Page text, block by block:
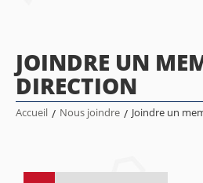
JOINDRE UN
DIRECTION
Accueil / Nous joindre / Joindre un